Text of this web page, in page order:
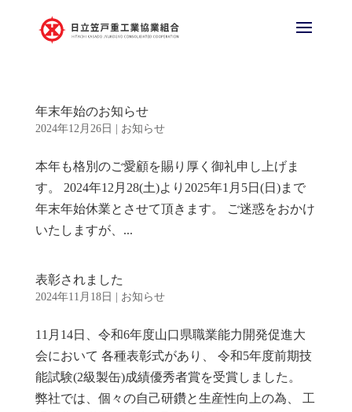
年末年始のお知らせ
2024年12月26日 お知らせ
本年も格別のご愛顧を賜り厚く御礼申し上げま
す。 2024年12月28(土)より2025年1月5日(日)まで
年末年始休業とさせて頂きます。 ご迷惑をおかけ
いたしますが、...
表彰されました
2024年11月18日 お知らせ
11月14日、令和6年度山口県職業能力開発促進大
会において 各種表彰式があり、 令和5年度前期技
能試験(2級製缶)成績優秀者賞を受賞しました。
弊社では、個々の自己研鑽と生産性向上の為、 工